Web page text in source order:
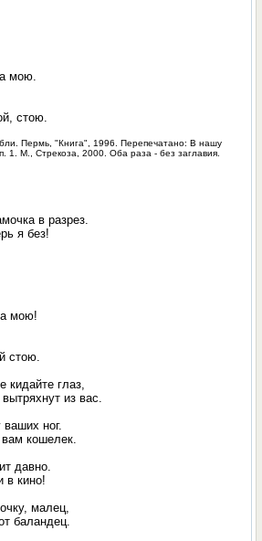
мою.
стою.
Пермь, "Книга", 1996. Перепечатано: В нашу
1. М., Стрекоза, 2000. Оба раза - без заглавия.
в разрез.
я без!
мою!
стою.
кидайте глаз,
из вас.
ног.
вам кошелек.
давно.
в кино!
малец,
баландец.